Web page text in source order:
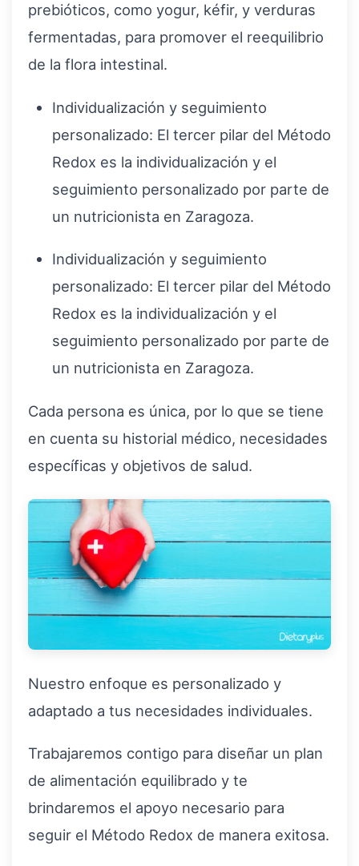
prebióticos, como yogur, kéfir, y verduras
fermentadas, para promover el reequilibrio
de la flora intestinal.
Individualización y seguimiento
personalizado: El tercer pilar del Método
Redox es la individualización y el
seguimiento personalizado por parte de
un nutricionista en Zaragoza.
Individualización y seguimiento
personalizado: El tercer pilar del Método
Redox es la individualización y el
seguimiento personalizado por parte de
un nutricionista en Zaragoza.
Cada persona es única, por lo que se tiene
en cuenta su historial médico, necesidades
específicas y objetivos de salud.
Nuestro enfoque es personalizado y
adaptado a tus necesidades individuales.
Trabajaremos contigo para diseñar un plan
de alimentación equilibrado y te
brindaremos el apoyo necesario para
seguir el Método Redox de manera exitosa.